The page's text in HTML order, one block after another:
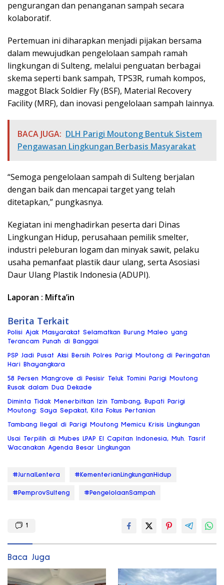
pengurangan dan penanganan sampah secara
kolaboratif.
Pertemuan ini diharapkan menjadi pijakan bersama
dalam mewujudkan pengelolaan sampah ramah
lingkungan di Sulteng, melalui penguatan berbagai
skema seperti bank sampah, TPS3R, rumah kompos,
maggot Black Soldier Fly (BSF), Material Recovery
Facility (MRF), dan inovasi pengelolaan sampah lainnya.
BACA JUGA: DLH Parigi Moutong Bentuk Sistem
Pengawasan Lingkungan Berbasis Masyarakat
“Semoga pengelolaan sampah di Sulteng berjalan
dengan baik dan mencapai target yang telah
ditetapkan,” pungkasnya.
Kegiatan ini menghadirkan peserta dari Dinas
Lingkungan Hidup, perusahaan pemilik smelter,
industri peleburan logam dan minyak sawit, pelaku
usaha pemanfaat plastik daur ulang, serta Asosiasi
Daur Ulang Plastik Indonesia (ADUPI).
Laporan : Mifta’in
Berita Terkait
Polisi Ajak Masyarakat Selamatkan Burung Maleo yang
Terancam Punah di Banggai
PSP Jadi Pusat Aksi Bersih Polres Parigi Moutong di Peringatan
Hari Bhayangkara
58 Persen Mangrove di Pesisir Teluk Tomini Parigi Moutong
Rusak dalam Dua Dekade
Diminta Tidak Menerbitkan Izin Tambang, Bupati Parigi
Moutong: Saya Sepakat, Kita Fokus Pertanian
Tambang Ilegal di Parigi Moutong Memicu Krisis Lingkungan
Usai Terpilih di Mubes LPAP El Capitan Indonesia, Muh. Tasrif
Wacanakan Agenda Besar Lingkungan
#JurnalLentera #KementerianLingkunganHidup
#PemprovSulteng #PengelolaanSampah
1
Baca Juga